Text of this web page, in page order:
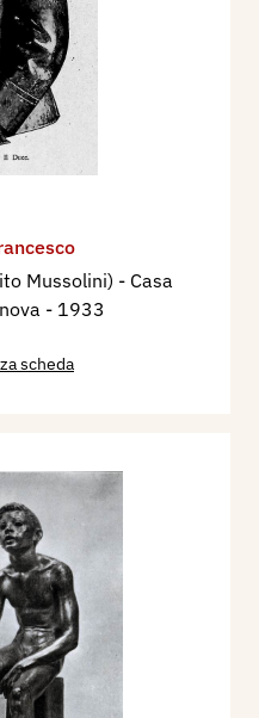
Mussolini) - Casa
- 1933
scheda